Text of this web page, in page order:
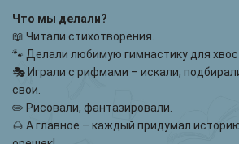
Что мы делали?
📖 Читали стихотворения.
🐾 Делали любимую гимнастику для
🎭 Играли с рифмами – искали,
свои.
✏️ Рисовали, фантазировали.
🌰 А главное – каждый придумал